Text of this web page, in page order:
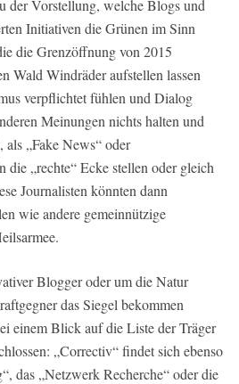
der Vorstellung, welche Blogs und
Initiativen die Grünen im Sinn
die Grenzöffnung von 2015
Wald Windräder aufstellen lassen
verpflichtet fühlen und Dialog
Meinungen nichts halten und
als „Fake News“ oder
die „rechte“ Ecke stellen oder gleich
Journalisten könnten dann
wie andere gemeinnützige
Blogger oder um die Natur
das Siegel bekommen
einem Blick auf die Liste der Träger
„Correctiv“ findet sich ebenso
das „Netzwerk Recherche“ oder die